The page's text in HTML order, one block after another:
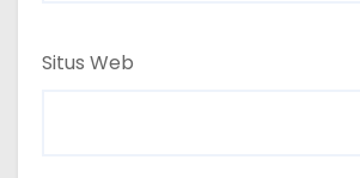
Situs Web